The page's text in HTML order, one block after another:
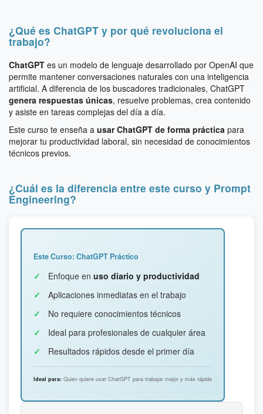
¿Qué es ChatGPT y por qué revoluciona el
trabajo?
ChatGPT es un modelo de lenguaje desarrollado por OpenAI que
permite mantener conversaciones naturales con una inteligencia
artificial. A diferencia de los buscadores tradicionales, ChatGPT
genera respuestas únicas, resuelve problemas, crea contenido
y asiste en tareas complejas del día a día.
Este curso te enseña a usar ChatGPT de forma práctica para
mejorar tu productividad laboral, sin necesidad de conocimientos
técnicos previos.
¿Cuál es la diferencia entre este curso y Prompt
Engineering?
Este Curso: ChatGPT Práctico
Enfoque en uso diario y productividad
Aplicaciones inmediatas en el trabajo
No requiere conocimientos técnicos
Ideal para profesionales de cualquier área
Resultados rápidos desde el primer día
Ideal para: Quien quiere usar ChatGPT para trabajar mejor y más rápido